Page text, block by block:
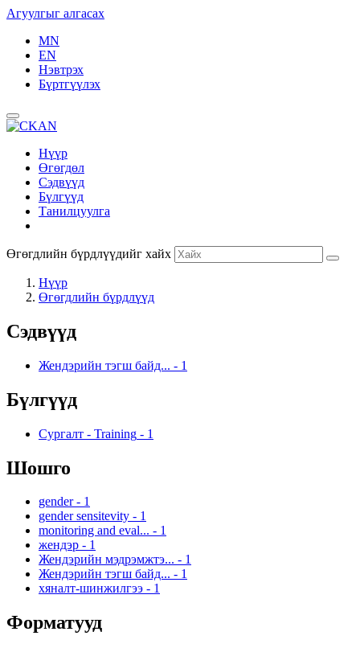
Агуулгыг алгасах
MN
EN
Нэвтрэх
Бүртгүүлэх
Нүүр
Өгөгдөл
Сэдвүүд
Бүлгүүд
Танилцуулга
Өгөгдлийн бүрдлүүдийг хайх
Нүүр
Өгөгдлийн бүрдлүүд
Сэдвүүд
Жендэрийн тэгш байд... - 1
Бүлгүүд
Сургалт - Training - 1
Шошго
gender - 1
gender sensitevity - 1
monitoring and eval... - 1
жендэр - 1
Жендэрийн мэдрэмжтэ... - 1
Жендэрийн тэгш байд... - 1
хяналт-шинжилгээ - 1
Форматууд